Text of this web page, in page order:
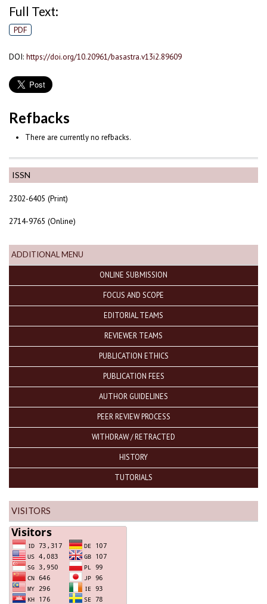
ISSN
2302-6405 (Print)
2714-9765 (Online)
ADDITIONAL MENU
ONLINE SUBMISSION
FOCUS AND SCOPE
EDITORIAL TEAMS
REVIEWER TEAMS
PUBLICATION ETHICS
PUBLICATION FEES
AUTHOR GUIDELINES
PEER REVIEW PROCESS
WITHDRAW / RETRACTED
HISTORY
TUTORIALS
VISITORS
Full Text:
PDF
DOI: https://doi.org/10.20961/basastra.v13i2.89609
Refbacks
There are currently no refbacks.